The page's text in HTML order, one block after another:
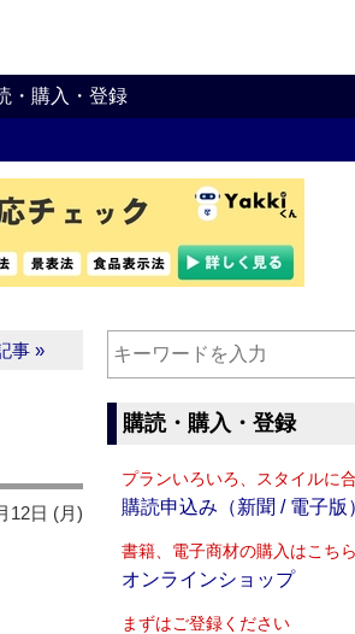
・購入・登録
事 »
12日 (月)
購読・購入・登録
プランいろいろ、スタイルに
購読申込み（新聞 / 電子版
書籍、電子商材の購入はこちら
オンラインショップ
まずはご登録ください